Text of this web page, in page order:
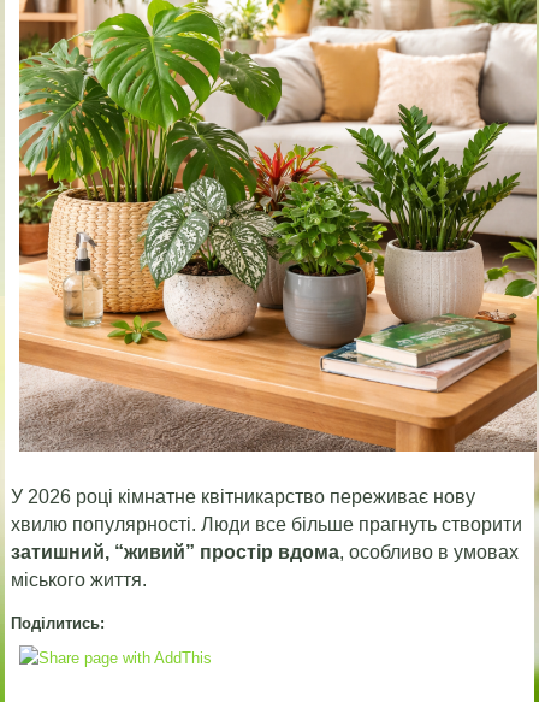
У 2026 році кімнатне квітникарство переживає нову
хвилю популярності. Люди все більше прагнуть створити
затишний, “живий” простір вдома, особливо в умовах
міського життя.
Поділитись: